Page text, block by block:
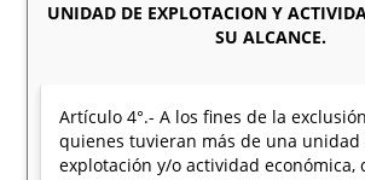
UNIDAD DE EXPLOTACION Y
SU ALCANCE.
Artículo 4°.- A los fines de la
quienes tuvieran más de una unidad
explotación y/o actividad económica,